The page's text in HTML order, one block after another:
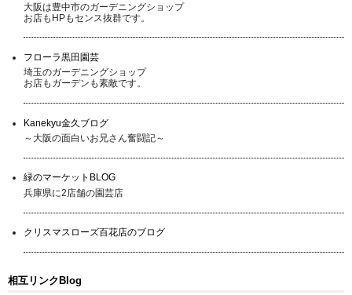
大阪は豊中市のガーデニングショップ
お店もHPもセンス抜群です。
フローラ黒田園芸
埼玉のガーデニングショップ
お店もガーデンも素敵です。
Kanekyu金久ブログ
～大阪の面白いお兄さん奮闘記～
緑のマーケットBLOG
兵庫県に2店舗の園芸店
クリスマスローズ百花店のブログ
相互リンクBlog